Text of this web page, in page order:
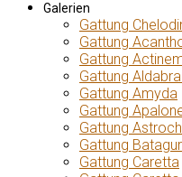
Galerien
Gattung
Gattung
Gattung
Gattung
Gattung Amyda
Gattung
Gattung
Gattung Batagur
Gattung Caretta